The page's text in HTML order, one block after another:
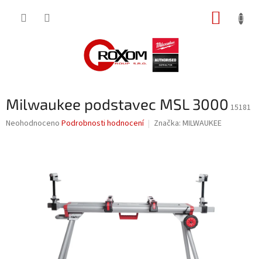
Milwaukee podstavec MSL 3000 15181
Průměrné
Neohodnoceno Podrobnosti hodnocení Značka: MILWAUKEE